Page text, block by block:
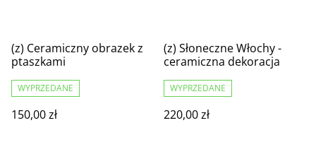
(z) Ceramiczny obrazek z
ptaszkami
WYPRZEDANE
150,00 zł
(z) Słoneczne Włochy -
ceramiczna dekoracja
WYPRZEDANE
220,00 zł